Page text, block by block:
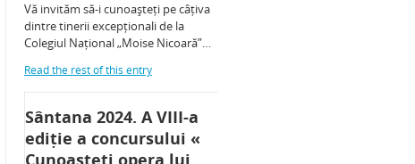
Vă invităm să-i cunoașteți pe câțiva
dintre tinerii excepționali de la
Colegiul Național „Moise Nicoară”…
Read the rest of this entry
Sântana 2024. A VIII-a
ediție a concursului «